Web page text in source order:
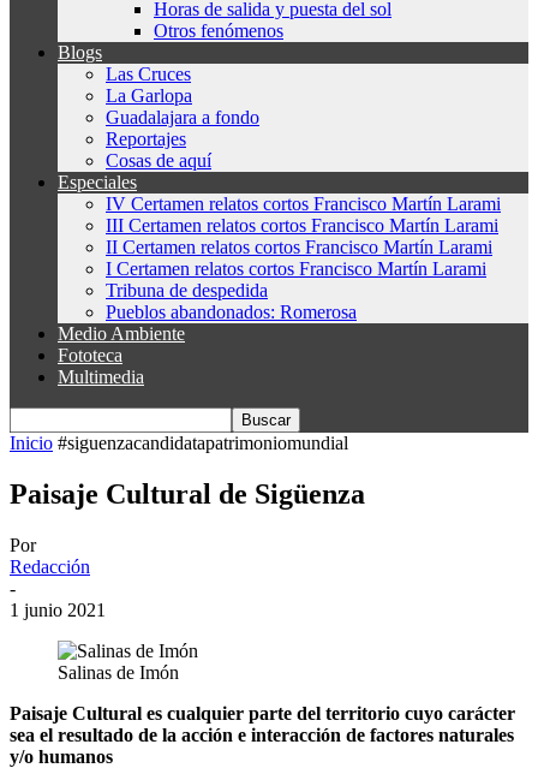
Horas de salida y puesta del sol
Otros fenómenos
Blogs
Las Cruces
La Garlopa
Guadalajara a fondo
Reportajes
Cosas de aquí
Especiales
IV Certamen relatos cortos Francisco Martín Larami
III Certamen relatos cortos Francisco Martín Larami
II Certamen relatos cortos Francisco Martín Larami
I Certamen relatos cortos Francisco Martín Larami
Tribuna de despedida
Pueblos abandonados: Romerosa
Medio Ambiente
Fototeca
Multimedia
Inicio #siguenzacandidatapatrimoniomundial
Paisaje Cultural de Sigüenza
Por
Redacción
-
1 junio 2021
Salinas de Imón
Paisaje Cultural es cualquier parte del territorio cuyo carácter
sea el resultado de la acción e interacción de factores naturales
y/o humanos